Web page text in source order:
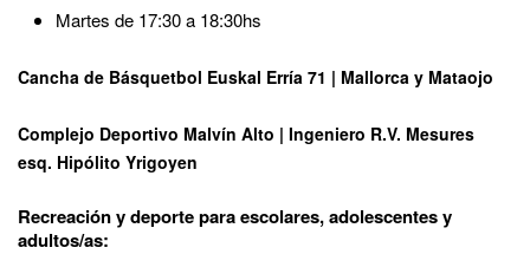
Martes de 17:30 a 18:30hs
Cancha de Básquetbol Euskal Erría 71 | Mallorca y Mataojo
Complejo Deportivo Malvín Alto | Ingeniero R.V. Mesures
esq. Hipólito Yrigoyen
Recreación y deporte para escolares, adolescentes y
adultos/as: